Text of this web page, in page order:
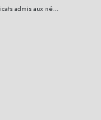
admis aux né...